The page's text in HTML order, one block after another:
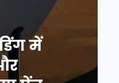
में